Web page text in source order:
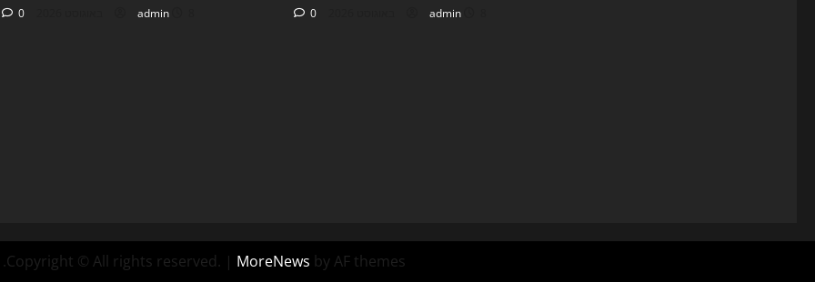
admin
0 admin
0
Copyright © All rights reserved. | MoreNews by AF themes.